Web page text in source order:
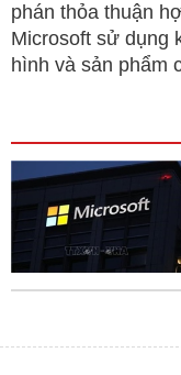
phán thỏa thuận
Microsoft sử dụng
hình và sản phẩm